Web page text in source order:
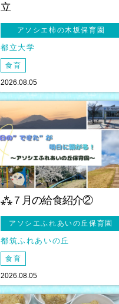
立
アソシエ柿の木坂保育園
都立大学
食育
2026.08.05
⁂７月の給食紹介②
アソシエふれあいの丘保育園
都筑ふれあいの丘
食育
2026.08.05